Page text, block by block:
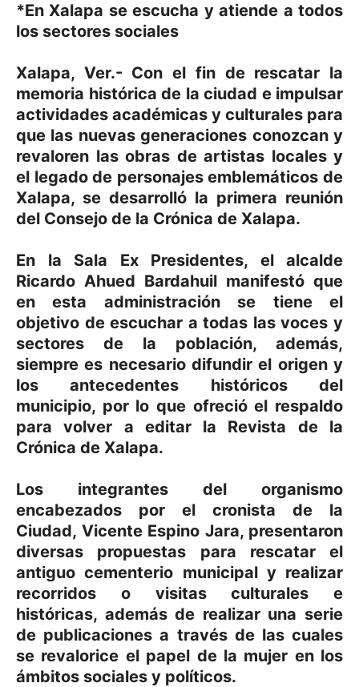
*En Xalapa se escucha y atiende a todos
los sectores sociales
Xalapa, Ver.- Con el fin de rescatar la
memoria histórica de la ciudad e impulsar
actividades académicas y culturales para
que las nuevas generaciones conozcan y
revaloren las obras de artistas locales y
el legado de personajes emblemáticos de
Xalapa, se desarrolló la primera reunión
del Consejo de la Crónica de Xalapa.
En la Sala Ex Presidentes, el alcalde
Ricardo Ahued Bardahuil manifestó que
en esta administración se tiene el
objetivo de escuchar a todas las voces y
sectores de la población, además,
siempre es necesario difundir el origen y
los antecedentes históricos del
municipio, por lo que ofreció el respaldo
para volver a editar la Revista de la
Crónica de Xalapa.
Los integrantes del organismo
encabezados por el cronista de la
Ciudad, Vicente Espino Jara, presentaron
diversas propuestas para rescatar el
antiguo cementerio municipal y realizar
recorridos o visitas culturales e
históricas, además de realizar una serie
de publicaciones a través de las cuales
se revalorice el papel de la mujer en los
ámbitos sociales y políticos.